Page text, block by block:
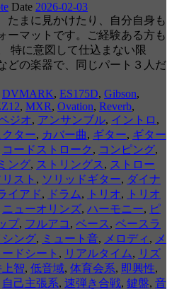
Date 2026-02-03
たまに見かけたり、自分自身も
ーマットです。ご経験ある方も
特に意図して仕込まない限
どの楽器で、同じパート３人だ
DVMARK, ES175D, Gibson,
, MXR, Ovation, Reverb,
ジオ, アンサンブル, イントロ ,
ター, カバー曲, ギター, ギター
コードストローク , コンピング,
ング, ストリングス , ストロー
リスト , ソリッドギター, ダイナ
イアド, ドラム, トリオ,
トリオ
ニューオリンズ, ハーモニー, ピ
プ, フルアコ , ベース , ベースラ
シング, ミュート音, メロディ , メ
ードシート , リアルタイム, リズ
智, 低音域, 体育会系, 即興性,
自己主張系, 速弾き合戦, 鍵盤, 音